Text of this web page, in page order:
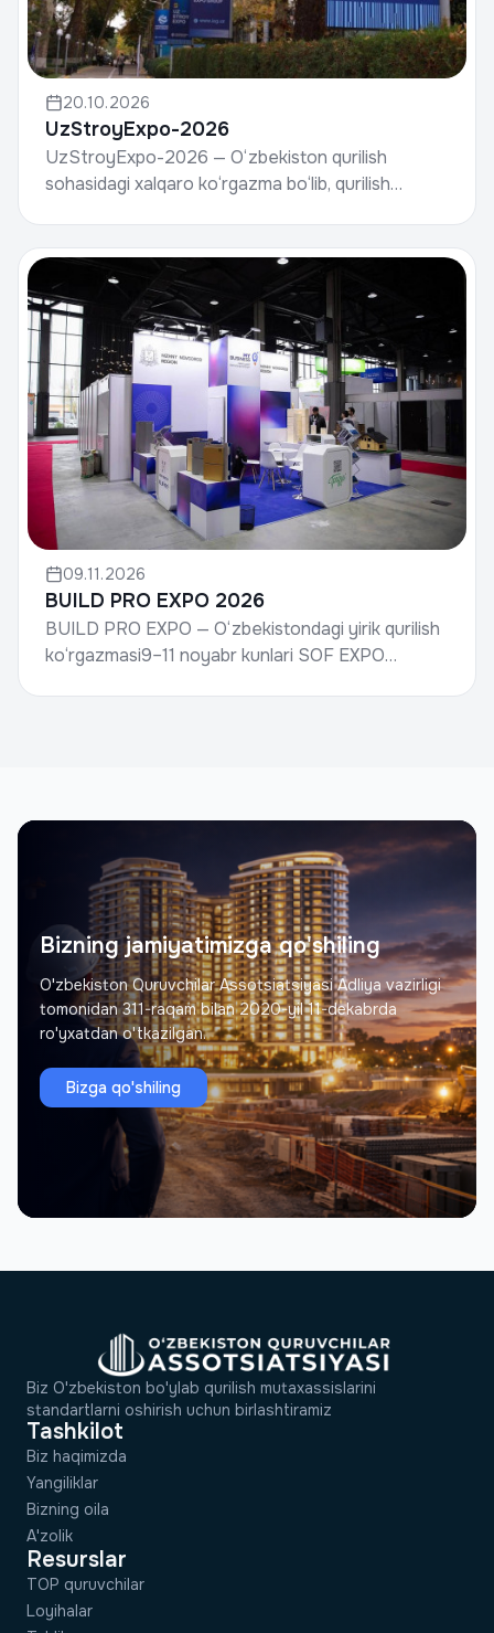
20.10.2026
UzStroyExpo-2026
UzStroyExpo-2026 — O‘zbekiston qurilish
sohasidagi xalqaro ko‘rgazma bo‘lib, qurilish
09.11.2026
BUILD PRO EXPO 2026
BUILD PRO EXPO — O‘zbekistondagi yirik qurilish
ko‘rgazmasi9–11 noyabr kunlari SOF EXPO
Bizning jamiyatimizga qo'shiling
O'zbekiston Quruvchilar Assotsiatsiyasi Adliya vazirligi
tomonidan 311-raqam bilan 2020-yil 11-dekabrda
ro'yxatdan o'tkazilgan.
Bizga qo'shiling
Biz O'zbekiston bo'ylab qurilish mutaxassislarini
standartlarni oshirish uchun birlashtiramiz
Tashkilot
Biz haqimizda
Yangiliklar
Bizning oila
A'zolik
Resurslar
TOP quruvchilar
Loyihalar